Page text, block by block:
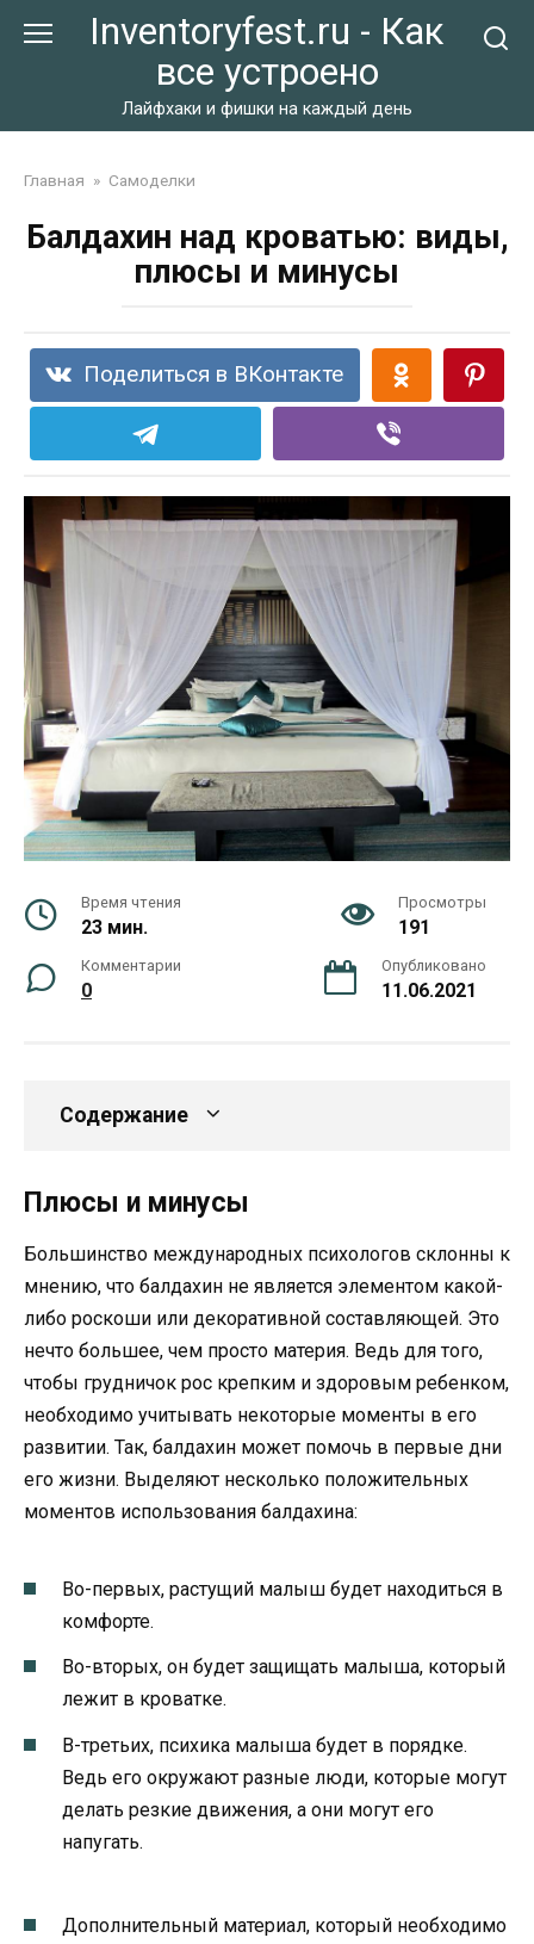
Inventoryfest.ru - Как
все устроено
Лайфхаки и фишки на каждый день
Главная » Самоделки
Балдахин над кроватью: виды,
плюсы и минусы
Поделиться в ВКонтакте
Время чтения
23 мин.
Просмотры
191
Комментарии
0
Опубликовано
11.06.2021
Содержание
Плюсы и минусы
Большинство международных психологов склонны к
мнению, что балдахин не является элементом какой-
либо роскоши или декоративной составляющей. Это
нечто большее, чем просто материя. Ведь для того,
чтобы грудничок рос крепким и здоровым ребенком,
необходимо учитывать некоторые моменты в его
развитии. Так, балдахин может помочь в первые дни
его жизни. Выделяют несколько положительных
моментов использования балдахина:
Во-первых, растущий малыш будет находиться в
комфорте.
Во-вторых, он будет защищать малыша, который
лежит в кроватке.
В-третьих, психика малыша будет в порядке.
Ведь его окружают разные люди, которые могут
делать резкие движения, а они могут его
напугать.
Дополнительный материал, который необходимо